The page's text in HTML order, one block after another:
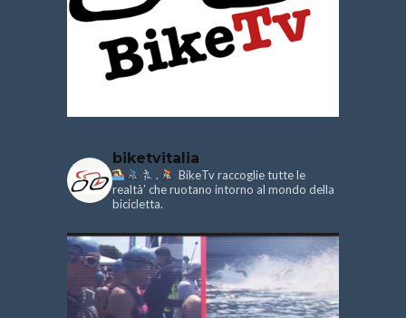
biketvitalia
.
BikeTv raccoglie tutte le
realtà’ che ruotano intorno al mondo della
bicicletta.